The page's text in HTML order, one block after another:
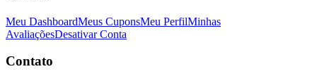
Meu DashboardMeus CuponsMeu PerfilMinhas
AvaliaçõesDesativar Conta
Contato